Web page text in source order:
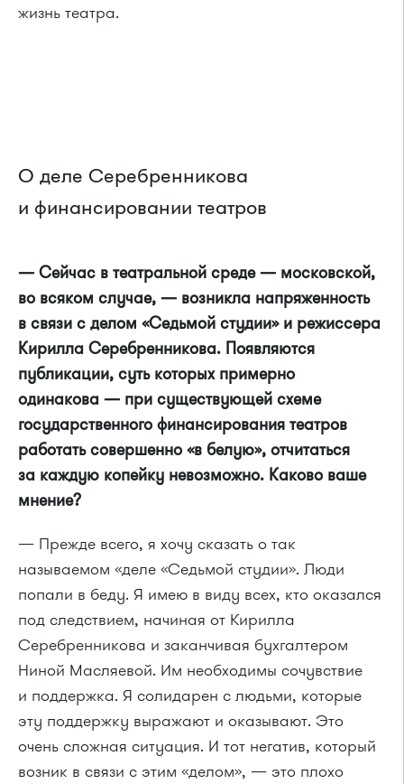
жизнь театра.
О деле Серебренникова
и финансировании театров
— Сейчас в театральной среде — московской,
во всяком случае, — возникла напряженность
в связи с делом «Седьмой студии» и режиссера
Кирилла Серебренникова. Появляются
публикации, суть которых примерно
одинакова — при существующей схеме
государственного финансирования театров
работать совершенно «в белую», отчитаться
за каждую копейку невозможно. Каково ваше
мнение?
— Прежде всего, я хочу сказать о так
называемом «деле «Седьмой студии». Люди
попали в беду. Я имею в виду всех, кто оказался
под следствием, начиная от Кирилла
Серебренникова и заканчивая бухгалтером
Ниной Масляевой. Им необходимы сочувствие
и поддержка. Я солидарен с людьми, которые
эту поддержку выражают и оказывают. Это
очень сложная ситуация. И тот негатив, который
возник в связи с этим «делом», — это плохо